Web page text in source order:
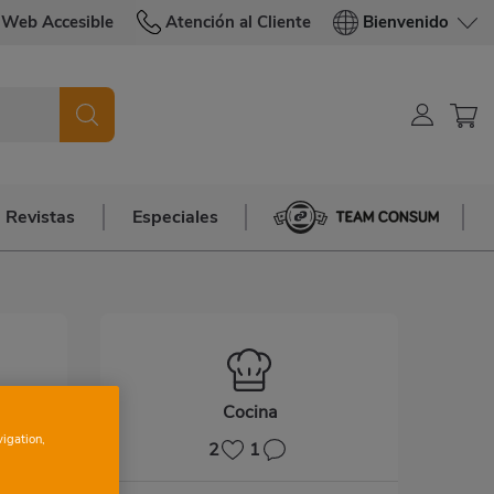
Web Accesible Atención al Cliente Bienvenido
Revistas Especiales Team Consum
Cocina
2
1